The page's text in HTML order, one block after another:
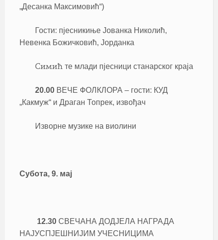
„Десанка Максимовић“)
Гости: пјесникиње Јованка Николић,
Невенка Божичковић, Јорданка
Симић те млади пјесници станарског краја
20.00 ВЕЧЕ ФОЛКЛОРА – гости: КУД
„Какмуж“ и Драган Топрек, извођач
Изворне музике на виолини
Субота, 9. мај
12.30 СВЕЧАНА ДОДЈЕЛА НАГРАДА
НАЈУСПЈЕШНИЈИМ УЧЕСНИЦИМА